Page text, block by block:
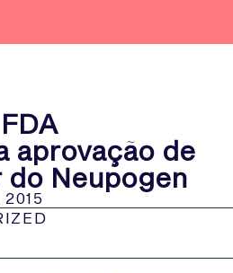
aprovação de
Neupogen